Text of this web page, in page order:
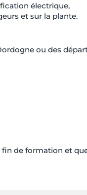
électrique,
et sur la plante.
ou des
de formation et